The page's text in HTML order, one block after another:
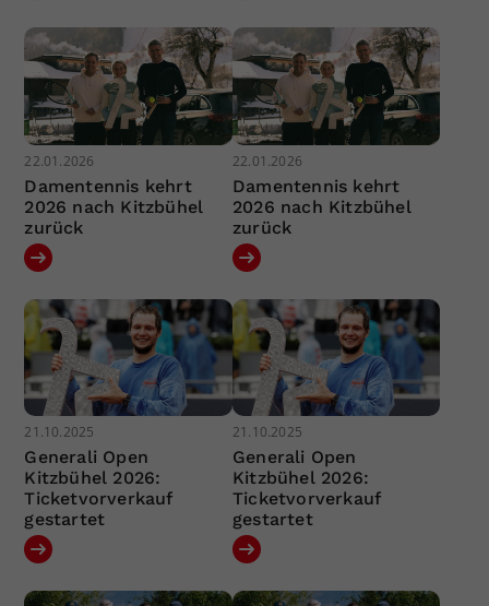
22.01.2026
Damentennis kehrt
2026 nach Kitzbühel
zurück
22.01.2026
Damentennis kehrt
2026 nach Kitzbühel
zurück
21.10.2025
Generali Open
Kitzbühel 2026:
Ticketvorverkauf
gestartet
21.10.2025
Generali Open
Kitzbühel 2026:
Ticketvorverkauf
gestartet